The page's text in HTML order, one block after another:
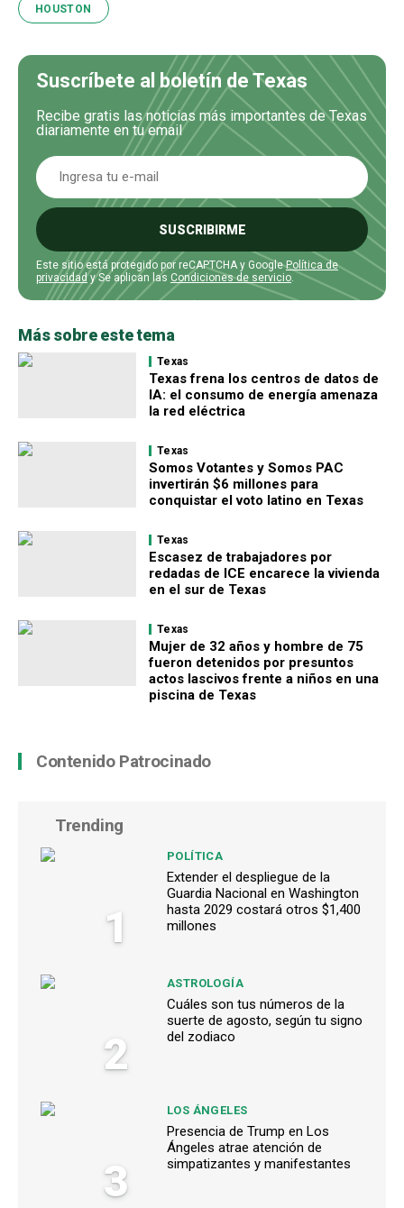
HOUSTON
Suscríbete al boletín de Texas
Recibe gratis las noticias más importantes de Texas
diariamente en tu email
SUSCRIBIRME
Este sitio está protegido por reCAPTCHA y GooglePolítica de
privacidady Se aplican las Condiciones de servicio
Más sobre este tema
Texas
Texas frena los centros de datos de
IA: el consumo de energía amenaza
la red eléctrica
Texas
Somos Votantes y Somos PAC
invertirán $6 millones para
conquistar el voto latino en Texas
Texas
Escasez de trabajadores por
redadas de ICE encarece la vivienda
en el sur de Texas
Texas
Mujer de 32 años y hombre de 75
fueron detenidos por presuntos
actos lascivos frente a niños en una
piscina de Texas
Contenido Patrocinado
Trending
1
POLÍTICA
Extender el despliegue de la
Guardia Nacional en Washington
hasta 2029 costará otros $1,400
millones
2
ASTROLOGÍA
Cuáles son tus números de la
suerte de agosto, según tu signo
del zodiaco
3
LOS ÁNGELES
Presencia de Trump en Los
Ángeles atrae atención de
simpatizantes y manifestantes